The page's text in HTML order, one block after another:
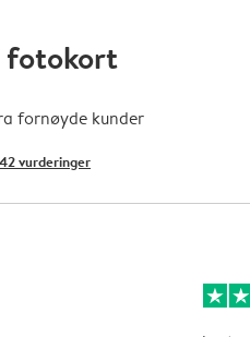
fotokort
fornøyde kunder
vurderinger